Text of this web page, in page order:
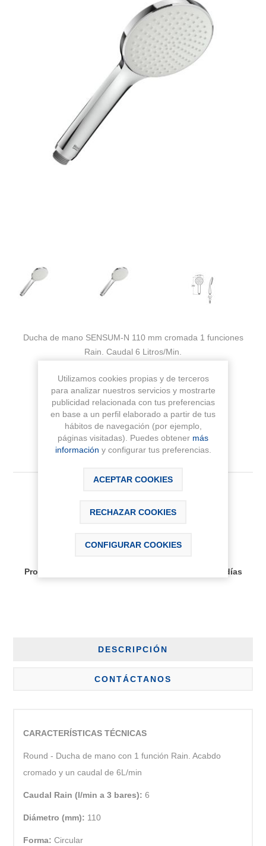
Ducha de mano SENSUM-N 110 mm cromada 1 funciones
Rain. Caudal 6 Litros/Min.
Fabricante: ROCA
Sku: A5BCB09C00
Producto bajo pedido, plazo de entrega aprox 30 días
DESCRIPCIÓN
CONTÁCTANOS
CARACTERÍSTICAS TÉCNICAS
Round - Ducha de mano con 1 función Rain. Acabdo
cromado y un caudal de 6L/min
Caudal Rain (l/min a 3 bares):6
Diámetro (mm): 110
Forma:Circular
Utilizamos cookies propias y de terceros
para analizar nuestros servicios y mostrarte
publicidad relacionada con tus preferencias
en base a un perfil elaborado a partir de tus
hábitos de navegación (por ejemplo,
páginas visitadas). Puedes obtener más
información y configurar tus preferencias.
ACEPTAR COOKIES
RECHAZAR COOKIES
CONFIGURAR COOKIES